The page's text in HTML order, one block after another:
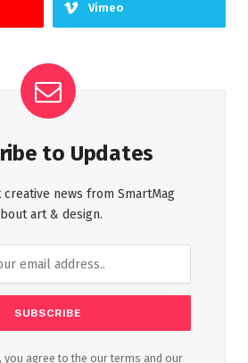
Vimeo
to Updates
news from SmartMag
art & design.
you agree to the our terms and our